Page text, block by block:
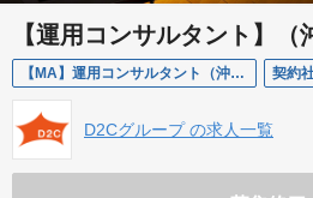
【運用コンサルタント】（
【MA】運用コンサルタント（沖縄/契約社員） 契約
D2Cグループ の求人一覧